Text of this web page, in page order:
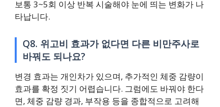
보통 3~5회 이상 반복 시술해야 눈에 띄는 변화가 나
타납니다.
Q8. 위고비 효과가 없다면 다른 비만주사로
바꿔도 되나요?
변경 효과는 개인차가 있으며, 추가적인 체중 감량이
효과를 확정 짓기 어렵습니다. 그럼에도 바꿔야 한다
면, 체중 감량 경과, 부작용 등을 종합적으로 고려해